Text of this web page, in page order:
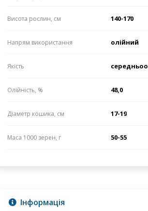
Висота рослин, см 140-170
Напрям використання олійний
Якість
Олійність, % 48,0
Діаметр кошика, см 17-19
Маса 1000 зерен, г 50-55
Інформація